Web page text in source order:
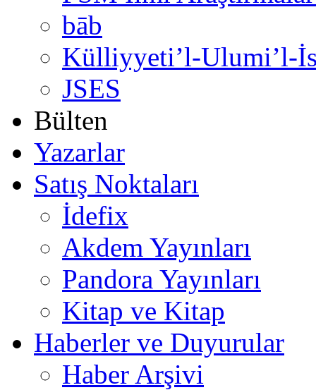
bāb
Külliyyeti’l-Ulumi’l-
JSES
Bülten
Yazarlar
Satış Noktaları
İdefix
Akdem Yayınları
Pandora Yayınları
Kitap ve Kitap
Haberler ve Duyurular
Haber Arşivi